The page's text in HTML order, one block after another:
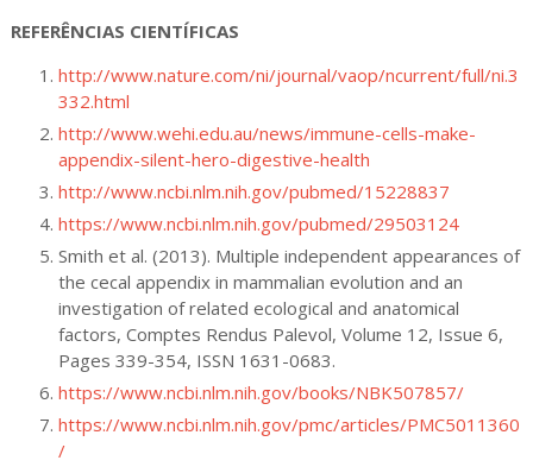
REFERÊNCIAS CIENTÍFICAS
http://www.nature.com/ni/journal/vaop/ncurrent/full/ni.3
332.html
http://www.wehi.edu.au/news/immune-cells-make-
appendix-silent-hero-digestive-health
http://www.ncbi.nlm.nih.gov/pubmed/15228837
https://www.ncbi.nlm.nih.gov/pubmed/29503124
Smith et al. (2013). Multiple independent appearances of
the cecal appendix in mammalian evolution and an
investigation of related ecological and anatomical
factors, Comptes Rendus Palevol, Volume 12, Issue 6,
Pages 339-354, ISSN 1631-0683.
https://www.ncbi.nlm.nih.gov/books/NBK507857/
https://www.ncbi.nlm.nih.gov/pmc/articles/PMC5011360
/